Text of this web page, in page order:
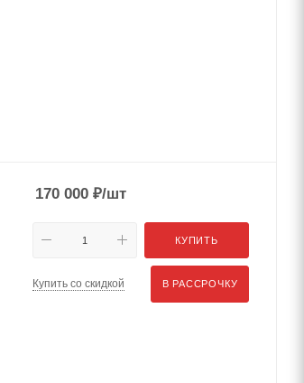
170 000 ₽/шт
КУПИТЬ
Купить со скидкой В РАССРОЧКУ